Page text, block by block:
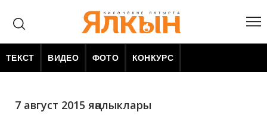
ТЕКСТ ВИДЕО ФОТО КОНКУРС
7 август 2015 яңалыклары